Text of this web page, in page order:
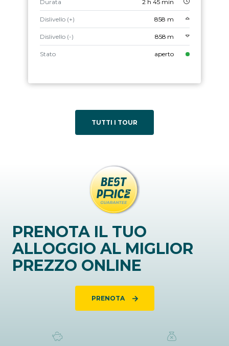
Durata 2 h 45 min
Dislivello (+) 858 m
Dislivello (-) 858 m
Stato aperto
TUTTI I TOUR
PRENOTA IL TUO
ALLOGGIO AL MIGLIOR
PREZZO ONLINE
PRENOTA